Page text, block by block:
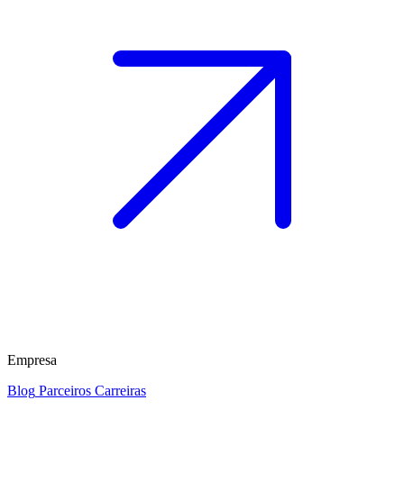
Empresa
Blog Parceiros Carreiras